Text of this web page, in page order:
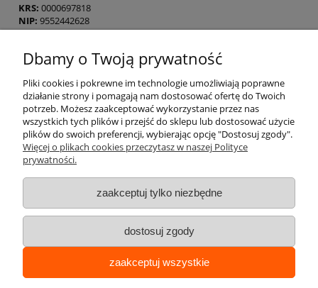
KRS: 0000697818
NIP: 9552442628
REGON:368240621
Pomoc
Informacje
Dbamy o Twoją prywatność
Pliki cookies i pokrewne im technologie umożliwiają poprawne
działanie strony i pomagają nam dostosować ofertę do Twoich
potrzeb. Możesz zaakceptować wykorzystanie przez nas
wszystkich tych plików i przejść do sklepu lub dostosować użycie
plików do swoich preferencji, wybierając opcję "Dostosuj zgody".
Więcej o plikach cookies przeczytasz w naszej Polityce
prywatności.
zaakceptuj tylko niezbędne
dostosuj zgody
zaakceptuj wszystkie